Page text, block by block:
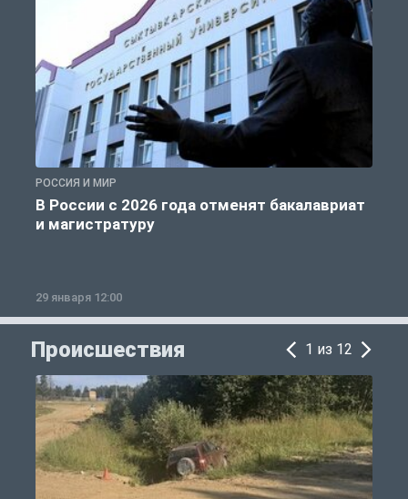
РОССИЯ И МИР
В России с 2026 года отменят бакалавриат
и магистратуру
29 января 12:00
Происшествия 1 из 12